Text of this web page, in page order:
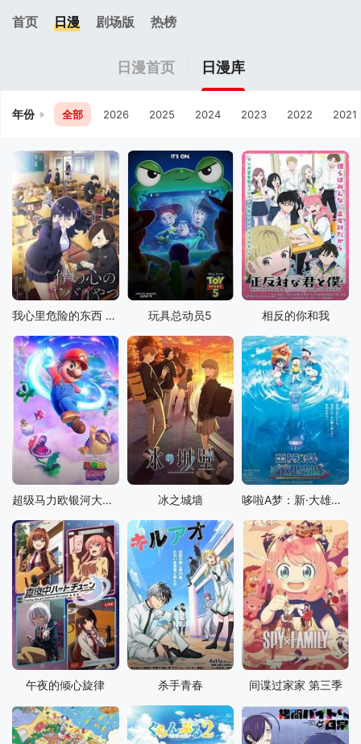
首页 日漫 剧场版 热榜
日漫首页 日漫库
年份 全部 2026 2025 2024 2023 2022 2021
我心里危险的东西 第二季 玩具总动员5 相反的你和我
超级马力欧银河大电影 冰之城墙 哆啦A梦：新·大雄的海底鬼岩城
午夜的倾心旋律 杀手青春 间谍过家家 第三季